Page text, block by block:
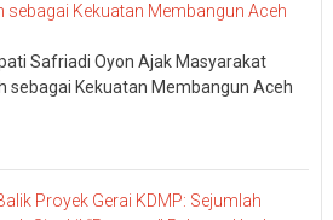
Safriadi Oyon Ajak Masyarakat
sebagai Kekuatan Membangun Aceh